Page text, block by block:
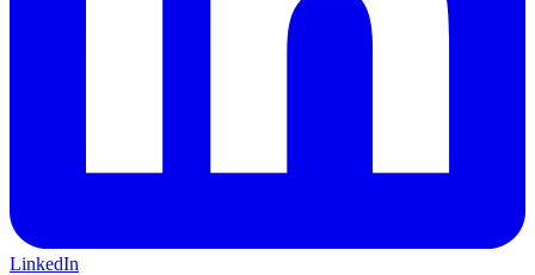
LinkedIn